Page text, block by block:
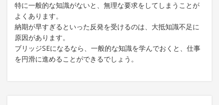
特に一般的な知識がないと、無理な要求をしてしまうことが
よくあります。
納期が早すぎるといった反発を受けるのは、大抵知識不足に
原因があります。
ブリッジSEになるなら、一般的な知識を学んでおくと、仕事
を円滑に進めることができるでしょう。